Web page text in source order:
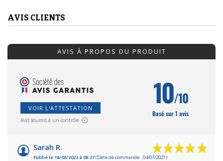
AVIS CLIENTS
AVIS À PROPOS DU PRODUIT
VOIR L'ATTESTATION
Avis soumis à un contrôle
10/10
Basé sur 1 avis
Sarah R.
Publié le 18/03/2022 à 08:27(Date de commande : 04/07/2021)